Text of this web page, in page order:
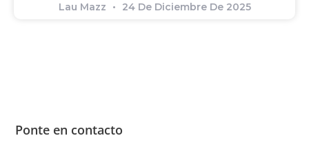
Lau Mazz 24 De Diciembre De 2025
Ponte en contacto